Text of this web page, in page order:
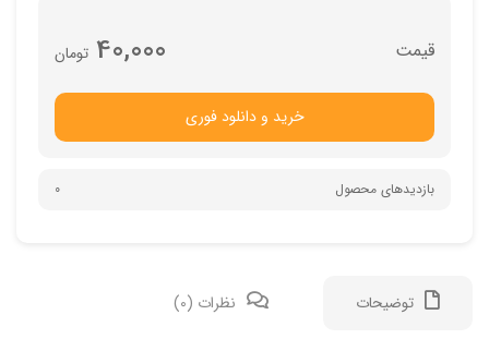
تومان 40,000
خرید و دانلود فوری
بازدیدهای محصول 0
توضیحات نظرات (0)